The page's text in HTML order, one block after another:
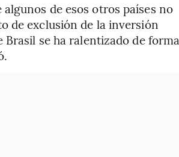
de esos otros países no
de exclusión de la inversión
se ha ralentizado de forma